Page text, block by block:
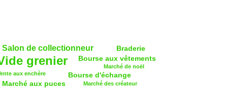
grenier
Braderie
Marché aux puces
Bourse d'échange
Salon de collectionneur
Marché des créateur
aux enchère
Bourse aux vêtements
Marché de noël